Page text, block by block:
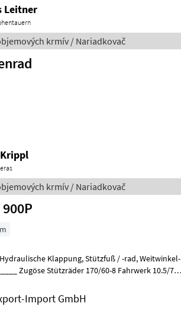
Leitner
krmív / Nariadkovač
krmív / Nariadkovač
Zugöse Stützräder 170/60-8 Fahrwerk 10.5/75-
Import GmbH